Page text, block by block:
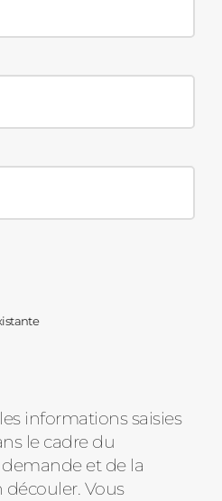
informations saisies
le cadre du
et de la
Vous